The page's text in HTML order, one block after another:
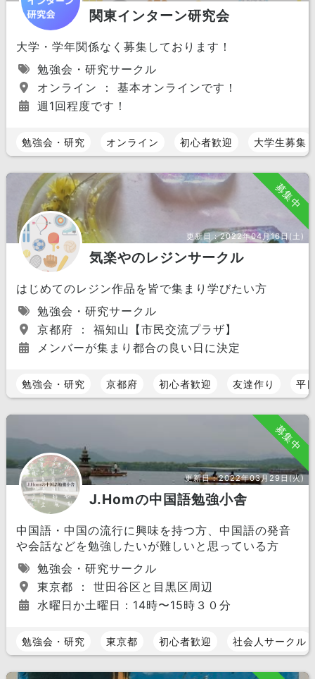
関東インターン研究会
大学・学年関係なく募集しております！
勉強会・研究サークル
オンライン ： 基本オンラインです！
週1回程度です！
勉強会・研究 オンライン 初心者歓迎 大学生募集
募集中
更新日：2022年04月16日(土)
気楽やのレジンサークル
はじめてのレジン作品を皆で集まり学びたい方
勉強会・研究サークル
京都府 ： 福知山【市民交流プラザ】
メンバーが集まり都合の良い日に決定
勉強会・研究 京都府 初心者歓迎 友達作り 平
募集中
更新日：2022年03月29日(火)
J.Homの中国語勉強小舎
中国語・中国の流行に興味を持つ方、中国語の発音
や会話などを勉強したいが難しいと思っている方
勉強会・研究サークル
東京都 ： 世田谷区と目黒区周辺
水曜日か土曜日：14時〜15時３０分
勉強会・研究 東京都 初心者歓迎 社会人サークル